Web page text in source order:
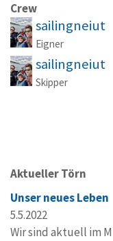
Crew
sailingneiut
Eigner
sailingneiut
Skipper
Aktueller Törn
Unser neues Leben
5.5.2022
Wir sind aktuell im